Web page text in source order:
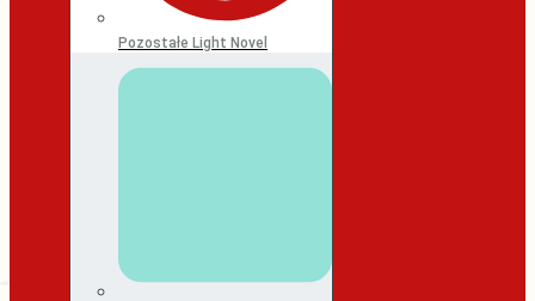
Pozostałe Light Novel